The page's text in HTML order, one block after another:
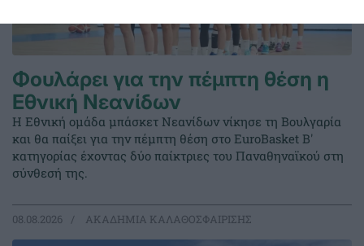
Φουλάρει για την πέμπτη θέση η
Εθνική Νεανίδων
Η Εθνική ομάδα μπάσκετ Νεανίδων νίκησε τη Βουλγαρία
και θα παίξει για την πέμπτη θέση στο EuroBasket Β'
κατηγορίας έχοντας δύο παίκτριες του Παναθηναϊκού στη
σύνθεσή της.
08.08.2026 ΑΚΑΔΗΜΙΑ ΚΑΛΑΘΟΣΦΑΙΡΙΣΗΣ